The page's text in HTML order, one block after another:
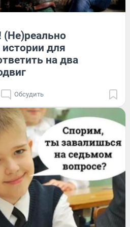
(Не)реально
для
на два
Обсудить